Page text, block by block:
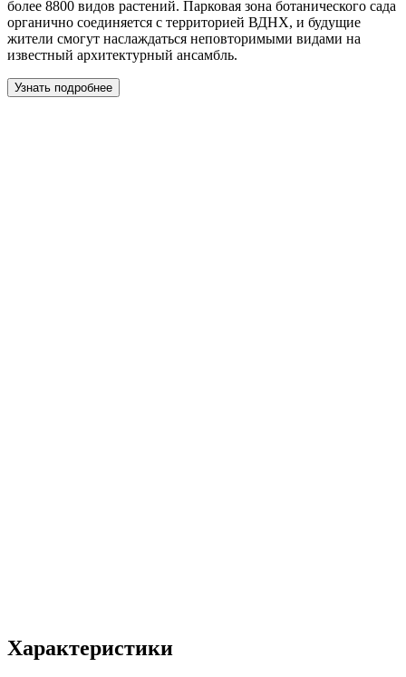
более 8800 видов растений. Парковая зона ботанического сада
органично соединяется с территорией ВДНХ, и будущие
жители смогут наслаждаться неповторимыми видами на
известный архитектурный ансамбль.
Узнать подробнее
Характеристики